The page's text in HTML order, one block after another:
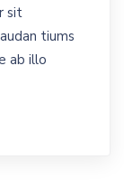
sit
tiums
ab illo